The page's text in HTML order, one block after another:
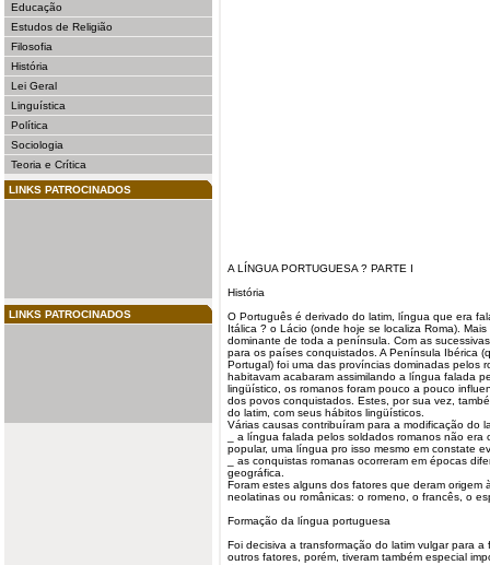
Educação
Estudos de Religião
Filosofia
História
Lei Geral
Linguística
Política
Sociologia
Teoria e Crítica
LINKS PATROCINADOS
LINKS PATROCINADOS
A LÍNGUA PORTUGUESA ? PARTE I
História
O Português é derivado do latim , língua que era
Itálica ? o Lácio (onde hoje se localiza Roma).
dominante de toda a península. Com as
para os países conquistados. A Península Ibérica
Portugal) foi uma das províncias dominadas pelos
habitavam acabaram assimilando a língua falada
lingüístico, os romanos foram pouco a pouco
dos povos conquistados. Estes, por sua vez,
do latim, com seus hábitos lingüísticos.
Várias causas contribuíram para a modificação do
_ a língua falada pelos soldados romanos não era
popular, uma língua pro isso mesmo em constate
_ as conquistas romanas ocorreram em épocas
geográfica.
Foram estes alguns dos fatores que deram origem
neolatinas ou românicas: o romeno, o francês, o
Formação da língua portuguesa
Foi decisiva a transformação do latim vulgar para
outros fatores, porém, tiveram também especial